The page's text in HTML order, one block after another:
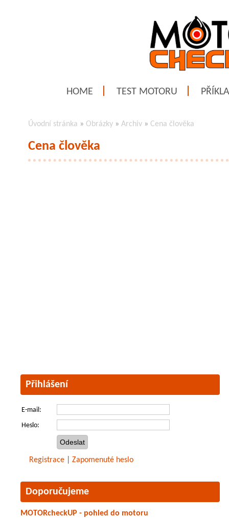
HOME TEST MOTORU
Úvodní stránka » Obrázky » Archiv » Cena člověka
Cena člověka
Přihlášení
E-mail:
Heslo:
Registrace Zapomenuté heslo
Doporučujeme
MOTORcheckUP - pohled do motoru